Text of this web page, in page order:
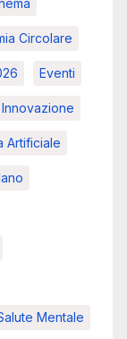
Circolare
Eventi
Innovazione
Artificiale
Mentale